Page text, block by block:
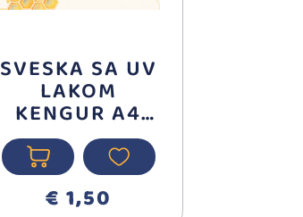
SVESKA SA UV
LAKOM
KENGUR A4
DIKTO 40
LISTA/189596
€ 1,50